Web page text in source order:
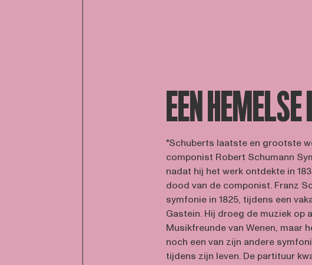
EEN
"Schuberts laatste en grootste
componist Robert Schumann
nadat hij het werk ontdekte in
dood van de componist. Franz
symfonie in 1825, tijdens een
Gastein. Hij droeg de muziek op
Musikfreunde van Wenen, maar
noch een van zijn andere
tijdens zijn leven. De partituur